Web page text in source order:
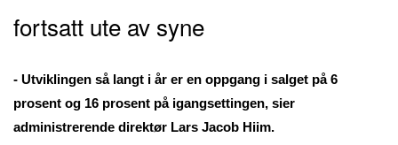
fortsatt ute av syne
- Utviklingen så langt i år er en oppgang i salget på 6
prosent og 16 prosent på igangsettingen, sier
administrerende direktør Lars Jacob Hiim.